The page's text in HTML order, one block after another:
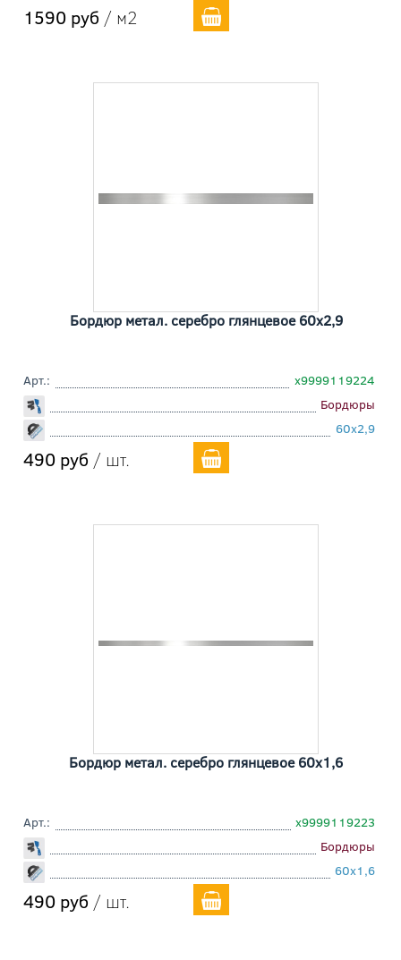
1590 руб / м2
Бордюр метал. серебро глянцевое 60x2,9
Арт.:
х9999119224
Бордюры
60x2,9
490 руб / шт.
Бордюр метал. серебро глянцевое 60x1,6
Арт.:
х9999119223
Бордюры
60x1,6
490 руб / шт.